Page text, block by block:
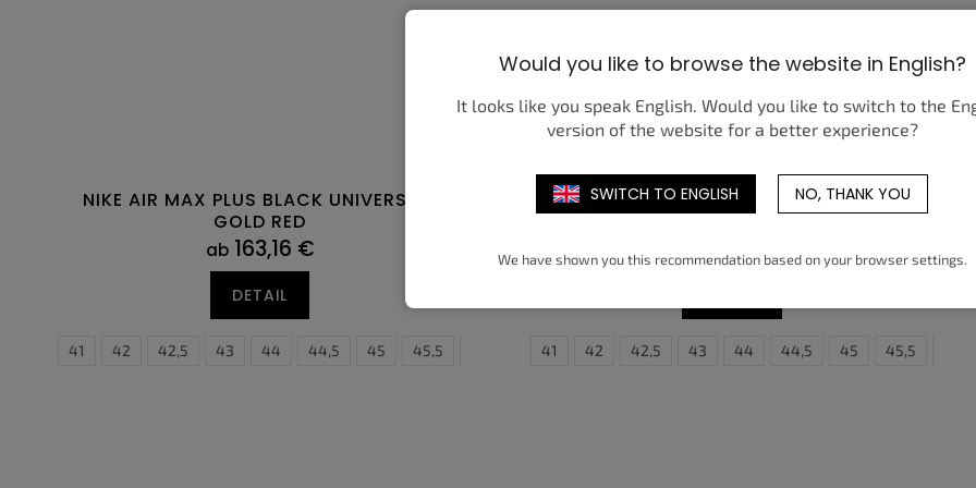
NIKE AIR MAX PLUS BLACK UNIVERSITY
GOLD RED
ab163,16 €
DETAIL
41 42 42,5 43 44 44,5 45 45,5 47,5
NIKE AIR FORCE 1 LOW '07 PREMIUM
BLACK PATENT
179,68 €
38,5 40 41 42 42,5 43 44 44,5 45 45,540,5
Would you like to browse the website in English?
It looks like you speak English. Would you like to switch to the
version of the website for a better experience?
SWITCH TO ENGLISH NO, THANK YOU
We have shown you this recommendation based on your browser settings.